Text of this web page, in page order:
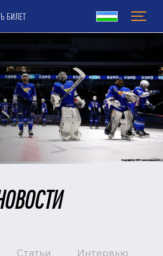
БИЛЕТ
Статьи
Интервью